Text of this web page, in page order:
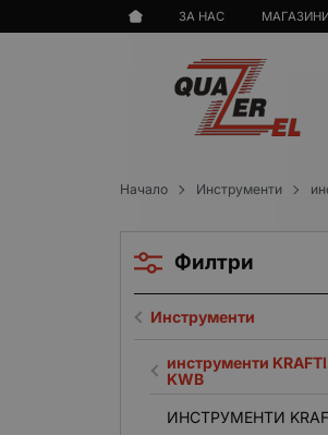
ЗА НАС
Начало Инструменти
Филтри
Инструменти
инструменти
KWB
ИНСТРУМЕНТИ